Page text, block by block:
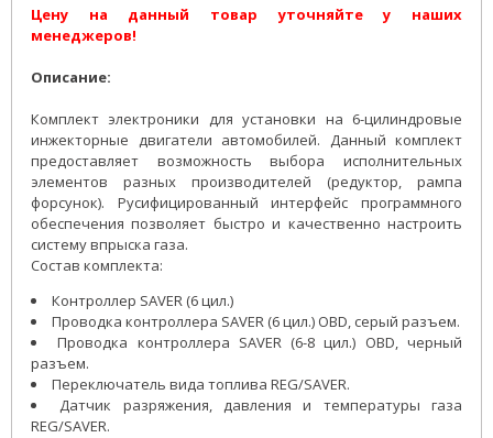
Цену на данный товар уточняйте у наших
менеджеров!
Описание:
Комплект электроники для установки на 6-цилиндровые
инжекторные двигатели автомобилей. Данный комплект
предоставляет возможность выбора исполнительных
элементов разных производителей (редуктор, рампа
форсунок). Русифицированный интерфейс программного
обеспечения позволяет быстро и качественно настроить
систему впрыска газа.
Состав комплекта:
Контроллер SAVER (6 цил.)
Проводка контроллера SAVER (6 цил.) OBD, серый разъем.
Проводка контроллера SAVER (6-8 цил.) OBD, черный
разъем.
Переключатель вида топлива REG/SAVER.
Датчик разряжения, давления и температуры газа
REG/SAVER.